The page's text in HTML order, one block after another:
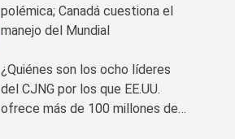
polémica; Canadá cuestiona el
manejo del Mundial
¿Quiénes son los ocho líderes
del CJNG por los que EE.UU.
ofrece más de 100 millones de